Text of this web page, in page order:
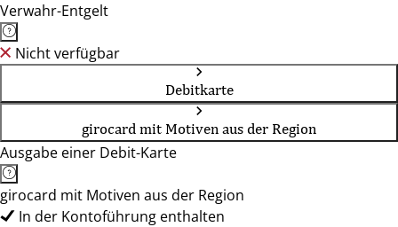
Verwahr-Entgelt
Nicht verfügbar
Debitkarte
girocard mit Motiven aus der Region
Ausgabe einer Debit-Karte
girocard mit Motiven aus der Region
In der Kontoführung enthalten